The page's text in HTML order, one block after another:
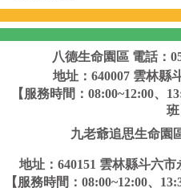
八德生命園區 電話：
地址：640007 雲林縣
【服務時間：08:00~12:00、
班
九老爺追思生命園
地址：640151 雲林縣斗六市
【服務時間：08:00~12:00、